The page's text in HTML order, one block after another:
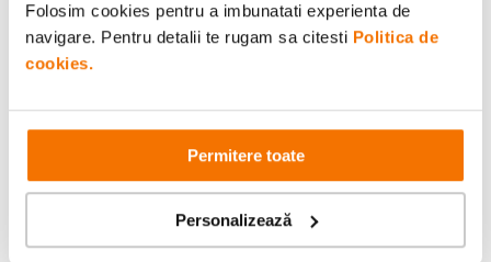
Folosim cookies pentru a imbunatati experienta de
navigare. Pentru detalii te rugam sa citesti Politica de
cookies.
Permitere toate
Personalizează